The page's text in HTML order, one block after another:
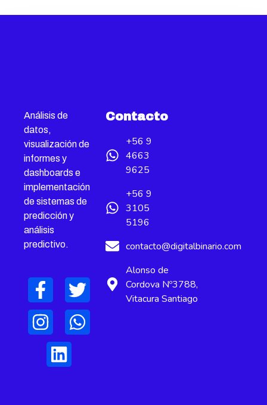
Análisis de
datos,
visualización de
informes y
dashboards e
implementación
de sistemas de
predicción y
análisis
predictivo.
Contacto
+56 9
4663
9625
+56 9
3105
5196
contacto@digitalbinario.com
Alonso de
Cordova Nº3788,
Vitacura Santiago